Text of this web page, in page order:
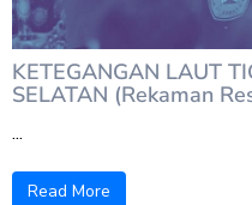
KETEGANGAN LAUT
SELATAN (Rekaman
...
Read More